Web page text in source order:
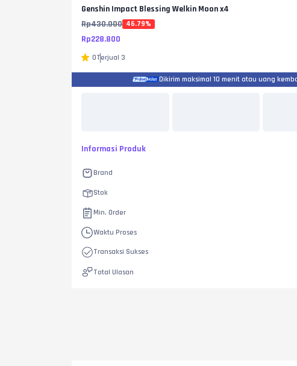
Genshin Impact Blessing Welkin Moon x4
Rp430.000 46.79%
Rp228.800
0Terjual 3
Dikirim maksimal 10 menit atau uang
Informasi Produk
Brand
Stok
Min. Order
Waktu Proses
Transaksi Sukses
Total Ulasan